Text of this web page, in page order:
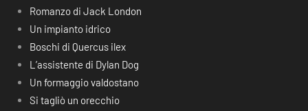
Romanzo di Jack London
Un impianto idrico
Boschi di Quercus ilex
L’assistente di Dylan Dog
Un formaggio valdostano
Si tagliò un orecchio